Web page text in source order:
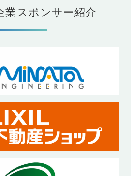
業スポンサー紹介